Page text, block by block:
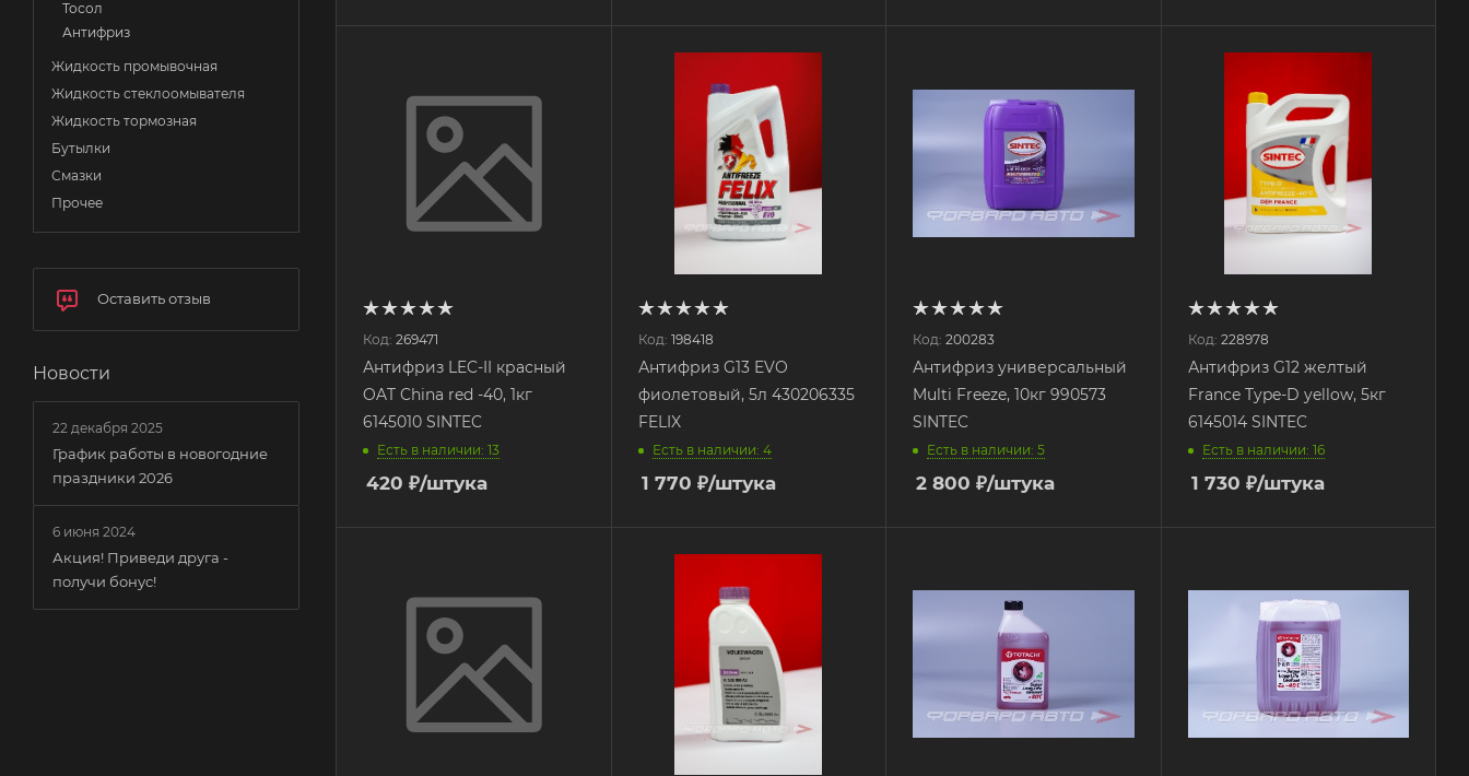
Код: 269471
Антифриз LEC-II красный
OAT China red -40, 1кг
6145010 SINTEC
Есть в наличии: 13
420 ₽/штука
Код: 198418
Антифриз G13 EVO
фиолетовый, 5л 430206335
FELIX
Есть в наличии: 4
1 770 ₽/штука
Код: 200283
Антифриз универсальный
Multi Freeze, 10кг 990573
SINTEC
Есть в наличии: 5
2 800 ₽/штука
Код: 228978
Антифриз G12 желтый
France Type-D yellow, 5кг
6145014 SINTEC
Есть в наличии: 16
1 730 ₽/штука
Тосол
Антифриз
Жидкость промывочная
Жидкость стеклоомывателя
Жидкость тормозная
Бутылки
Смазки
Прочее
Оставить отзыв
Новости
22 декабря 2025
График работы в новогодние
праздники 2026
6 июня 2024
Акция! Приведи друга -
получи бонус!